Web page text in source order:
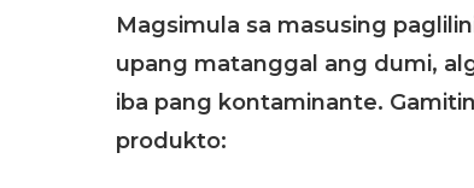
Magsimula sa masusing
upang matanggal ang dumi,
iba pang kontaminante.
produkto: